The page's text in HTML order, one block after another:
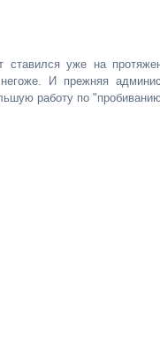
ставился уже на
И прежняя
работу по